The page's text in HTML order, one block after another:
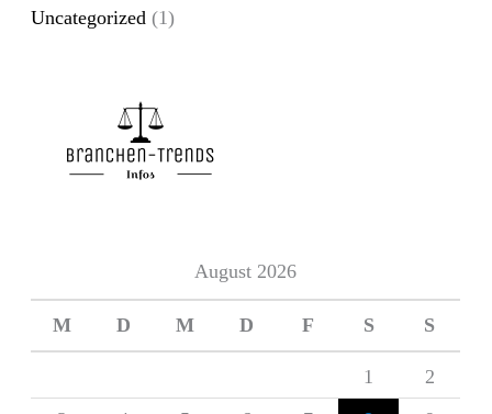
:
Uncategorized (1)
August 2026
M D M D F S S
1
2